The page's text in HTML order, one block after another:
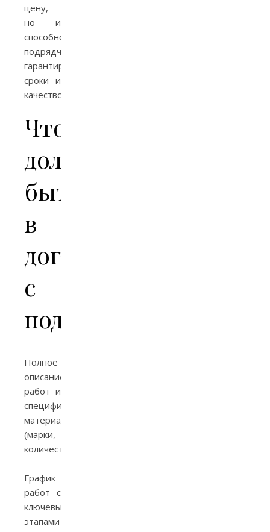
цену,
но и
способность
подрядчика
гарантировать
сроки и
качество.
Что
должно
быть
в
договоре
с
подрядчиком
—
Полное
описание
работ и
спецификация
материалов
(марки,
количества).
—
График
работ с
ключевыми
этапами